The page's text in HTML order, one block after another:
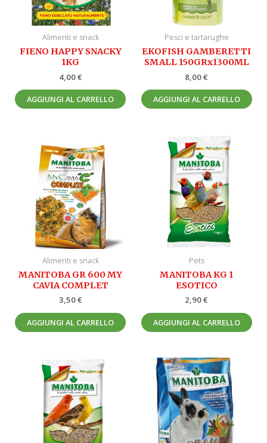
Alimenti e snack
FIENO HAPPY SNACKY
1KG
4,00€
AGGIUNGI AL CARRELLO
Pesci e tartarughe
EKOFISH GAMBERETTI
SMALL 150GRx1300ML
8,00€
AGGIUNGI AL CARRELLO
Alimenti e snack
MANITOBA GR 600 MY
CAVIA COMPLET
3,50€
AGGIUNGI AL CARRELLO
Pets
MANITOBA KG 1
ESOTICO
2,90€
AGGIUNGI AL CARRELLO